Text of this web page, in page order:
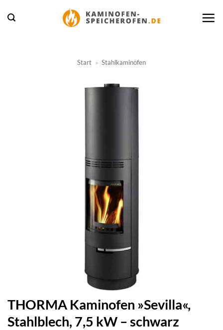
Inhalt
Start » Stahlkaminöfen
THORMA Kaminofen »Sevilla«,
Stahlblech, 7,5 kW – schwarz